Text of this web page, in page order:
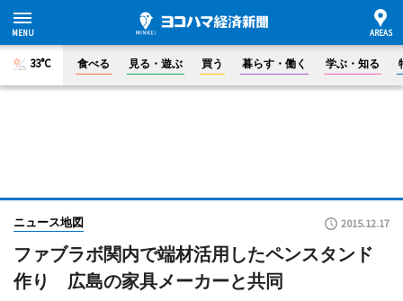
33°C 食べる 見る・遊ぶ 買う 暮らす・働く 学ぶ・知る
ニュース地図 2015.12.17
ファブラボ関内で端材活用したペンスタンド
作り 広島の家具メーカーと共同